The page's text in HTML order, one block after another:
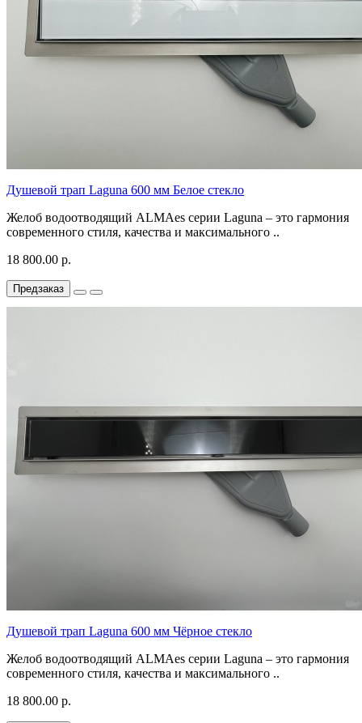
Душевой трап Laguna 600 мм Белое стекло
Желоб водоотводящий ALMAes серии Laguna – это гармония
современного стиля, качества и максимального ..
18 800.00 р.
Предзаказ
Душевой трап Laguna 600 мм Чёрное стекло
Желоб водоотводящий ALMAes серии Laguna – это гармония
современного стиля, качества и максимального ..
18 800.00 р.